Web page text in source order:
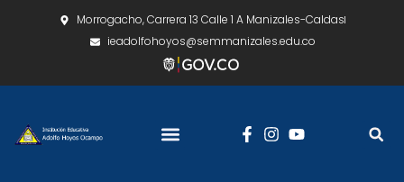
Morrogacho, Carrera 13 Calle 1 A Manizales-Caldas
ieadolfohoyos@semmanizales.edu.co